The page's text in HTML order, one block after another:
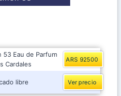
53 Eau de Parfum
Cardales
ARS 92500
libre Ver precio